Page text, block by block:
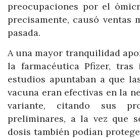
preocupaciones por el
precisamente, causó ventas
pasada.
A una mayor tranquilidad
la farmacéutica Pfizer, tras
estudios apuntaban a que
vacuna eran efectivas en la
variante, citando sus
preliminares, a la vez que
dosis también podían